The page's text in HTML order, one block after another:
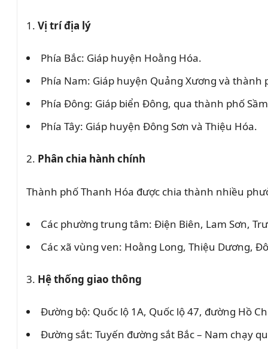
1. Vị trí địa lý
Phía Bắc: Giáp huyện Hoằng Hóa.
Phía Nam: Giáp huyện Quảng Xương và thành
Phía Đông: Giáp biển Đông, qua thành phố
Phía Tây: Giáp huyện Đông Sơn và Thiệu Hóa.
2. Phân chia hành chính
Thành phố Thanh Hóa được chia thành nhiều
Các phường trung tâm: Điện Biên, Lam Sơn,
Các xã vùng ven: Hoằng Long, Thiệu Dương,
3. Hệ thống giao thông
Đường bộ: Quốc lộ 1A, Quốc lộ 47, đường Hồ
Đường sắt: Tuyến đường sắt Bắc – Nam chạy